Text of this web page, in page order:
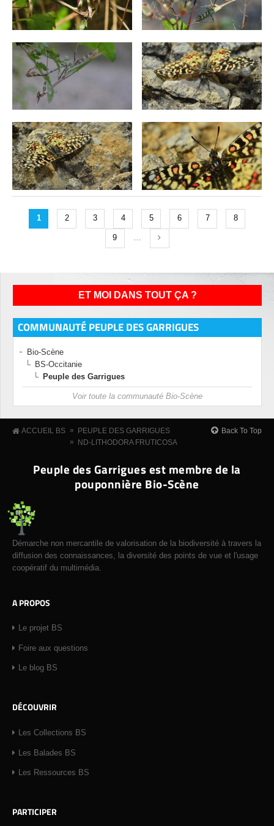
1 2 3 4 5 6 7 8
9
ET MOI DANS TOUT ÇA ?
COMMUNAUTÉ PEUPLE DES GARRIGUES
Bio-Scène
BS-Occitanie
Peuple des Garrigues
Voir toute la communauté Bio-Scène
ACCUEIL BS »
PEUPLE DES GARRIGUES
»
ND-LITHODORA FRUTICOSA
Back To Top
Peuple des Garrigues est membre de la
pouponnière Bio-Scène
Démarche non mercantile de valorisation de la biodiversité à travers la
diffusion des connaissances, la diversité des points de vue et l'usage
coopératif du multimédia.
A PROPOS
Le projet BS
Foire aux questions
Le blog BS
DÉCOUVRIR
Les Collections BS
Les Balades BS
Les Ressources BS
PARTICIPER